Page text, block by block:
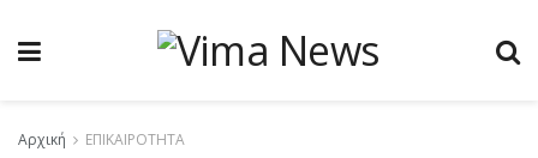
Αρχική ΕΠΙΚΑΙΡΟΤΗΤΑ